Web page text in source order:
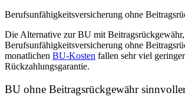
Berufsunfähigkeitsversicherung ohne
Die Alternative zur BU mit
Berufsunfähigkeitsversicherung ohne
monatlichen BU-Kosten fallen sehr viel
Rückzahlungsgarantie.
BU ohne Beitragsrückgewähr